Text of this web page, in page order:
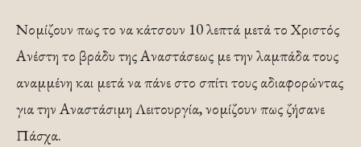
Νομίζουν πως το να κάτσουν 10 λεπτά μετά το Χριστός
Ανέστη το βράδυ της Αναστάσεως με την λαμπάδα τους
αναμμένη και μετά να πάνε στο σπίτι τους αδιαφορώντας
για την Αναστάσιμη Λειτουργία, νομίζουν πως ζήσανε
Πάσχα.